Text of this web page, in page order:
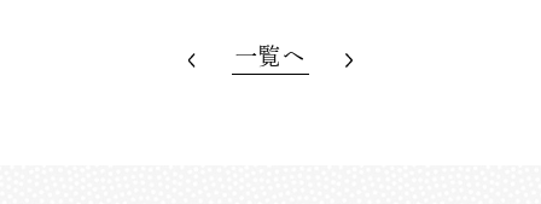
一覧へ